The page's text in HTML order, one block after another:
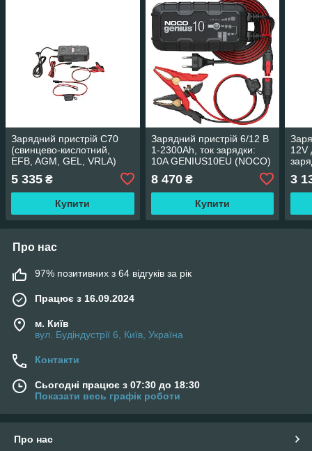
Зарядний пристрій C70
(свинцево-кислотний,
EFB, AGM, GEL, VRLA)
12V / 24V, 5A / 10A, 14Ah-
300
5 335 ₴
Купити
Зарядний пристрій 6/12 В
1-2300Ah, ток зарядки:
10A GENIUS10EU (NOCO)
8 470₴
Купити
12V
3
Про нас
97% позитивних з 64 відгуків за рік
Працює з 16.09.2024
м. Київ
вул. Будіндустрії 6, Київ, Україна
Контакти
Сьогодні працює з 07:30 до 18:30
Показати весь графік роботи
Про нас